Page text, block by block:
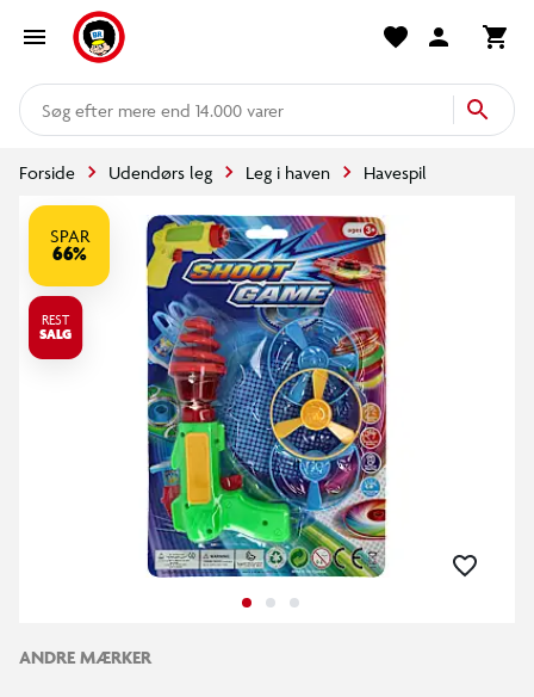
mere end 14.000 varer
Forside Udendørs leg Leg i haven Havespil
SPAR
66%
REST
SALG
ANDRE MÆRKER